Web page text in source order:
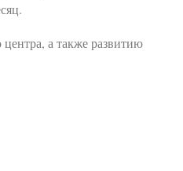
а также развитию